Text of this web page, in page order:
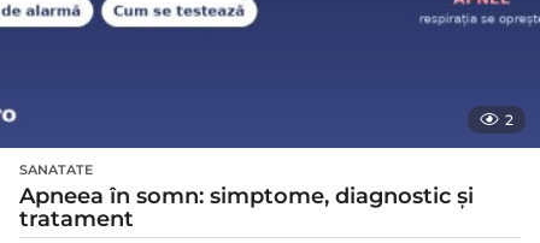
2
SANATATE
Apneea în somn: simptome, diagnostic și
tratament